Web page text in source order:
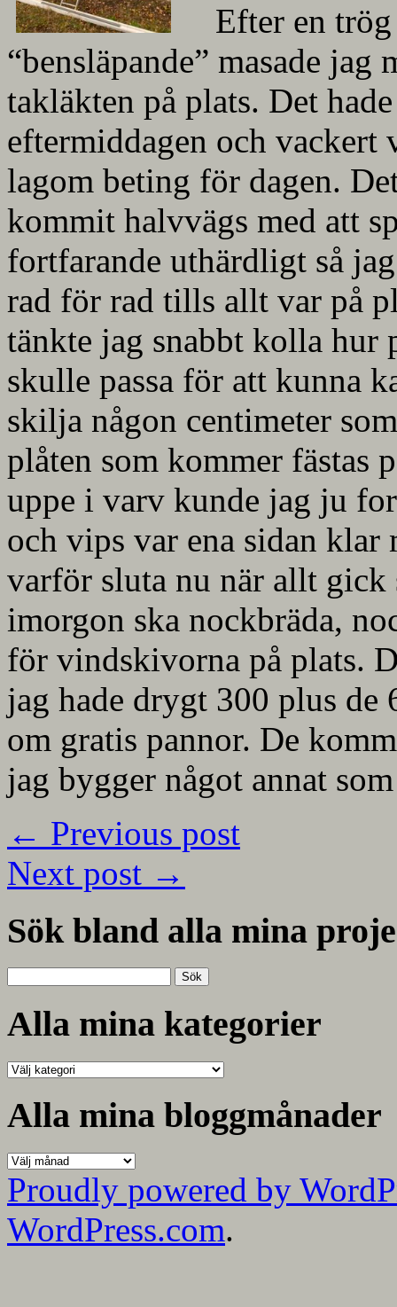
Efter en
“bensläpande” masade
takläkten på plats. Det
eftermiddagen och vackert
lagom beting för dagen.
kommit halvvägs med att
fortfarande uthärdligt så
rad för rad tills allt var på
tänkte jag snabbt kolla hur
skulle passa för att kunna
skilja någon centimeter
plåten som kommer fästas
uppe i varv kunde jag ju
och vips var ena sidan
varför sluta nu när allt gick
imorgon ska nockbräda,
för vindskivorna på plats.
jag hade drygt 300 plus de
om gratis pannor. De
jag bygger något annat
← Previous post
Next post →
Sök bland alla mina
efter:
Alla mina kategorier
Alla
kategorier
Alla mina bloggmånader
Alla
mina
bloggmånader
Proudly powered by
WordPress.com.